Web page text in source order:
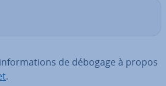
de débogage à propos
.